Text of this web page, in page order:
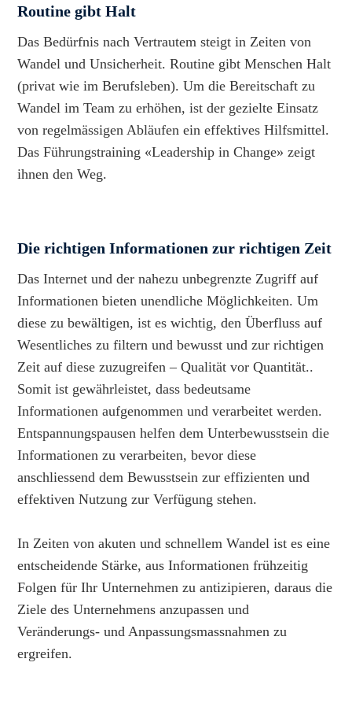
Routine gibt Halt
Das Bedürfnis nach Vertrautem steigt in Zeiten von
Wandel und Unsicherheit. Routine gibt Menschen Halt
(privat wie im Berufsleben). Um die Bereitschaft zu
Wandel im Team zu erhöhen, ist der gezielte Einsatz
von regelmässigen Abläufen ein effektives Hilfsmittel.
Das Führungstraining «Leadership in Change» zeigt
ihnen den Weg.
Die richtigen Informationen zur richtigen Zeit
Das Internet und der nahezu unbegrenzte Zugriff auf
Informationen bieten unendliche Möglichkeiten. Um
diese zu bewältigen, ist es wichtig, den Überfluss auf
Wesentliches zu filtern und bewusst und zur richtigen
Zeit auf diese zuzugreifen – Qualität vor Quantität..
Somit ist gewährleistet, dass bedeutsame
Informationen aufgenommen und verarbeitet werden.
Entspannungspausen helfen dem Unterbewusstsein die
Informationen zu verarbeiten, bevor diese
anschliessend dem Bewusstsein zur effizienten und
effektiven Nutzung zur Verfügung stehen.
In Zeiten von akuten und schnellem Wandel ist es eine
entscheidende Stärke, aus Informationen frühzeitig
Folgen für Ihr Unternehmen zu antizipieren, daraus die
Ziele des Unternehmens anzupassen und
Veränderungs- und Anpassungsmassnahmen zu
ergreifen.